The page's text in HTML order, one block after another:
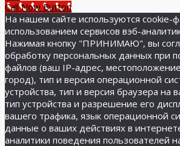
Call Now Button
На нашем сайте используются cookie-
использованием сервисов вэб-
Нажимая кнопку "ПРИНИМАЮ", вы
обработку персональных данных при
файлов (ваш IP-адрес,
город), тип и версия операционной
устройства, тип и версия браузера на
тип устройства и разрешение его
вашего трафика, язык операционной
данные о ваших действиях в
аналитики поведения пользователей